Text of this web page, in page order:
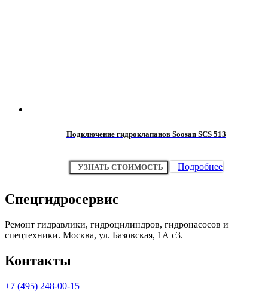
Подключение гидроклапанов Soosan SCS 513
УЗНАТЬ СТОИМОСТЬ Подробнее
Спецгидросервис
Ремонт гидравлики, гидроцилиндров, гидронасосов и
спецтехники. Москва, ул. Базовская, 1А с3.
Контакты
+7 (495) 248-00-15